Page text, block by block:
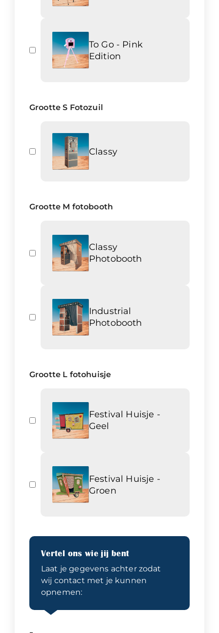
To Go - Pink
Edition
Grootte S Fotozuil
Classy
Grootte M fotobooth
Classy
Photobooth
Industrial
Photobooth
Grootte L fotohuisje
Festival Huisje -
Geel
Festival Huisje -
Groen
Vertel ons wie jij bent
Laat je gegevens achter zodat
wij contact met je kunnen
opnemen: